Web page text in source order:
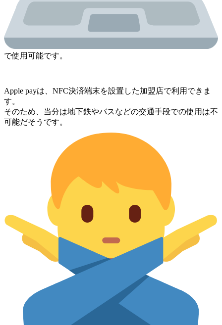
で使用可能です。
Apple payは、NFC決済端末を設置した加盟店で利用できま
す。
そのため、当分は地下鉄やバスなどの交通手段での使用は不
可能だそうです。